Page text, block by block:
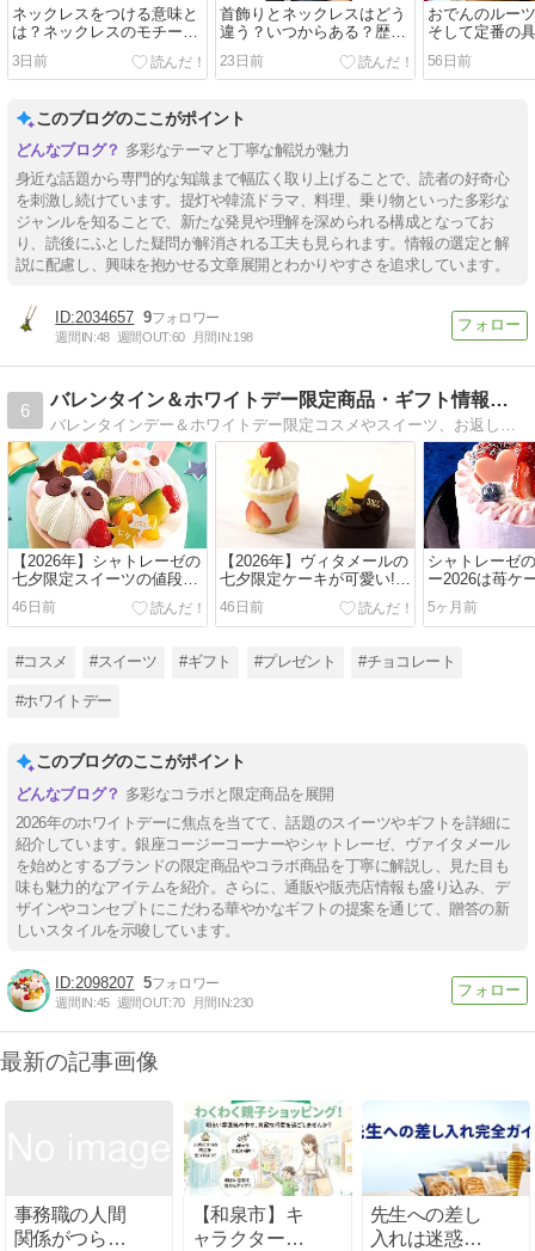
ネックレスをつける意味と
は？ネックレスのモチーフ
にはどんな意味が？
3日前
首飾りとネックレスはどう
違う？いつからある？歴史
は？種類は？
23日前
おでんのルー
そして定番の
種・三大おでん
56日前
このブログのここがポイント
多彩なテーマと丁寧な解説が魅力
身近な話題から専門的な知識まで幅広く取り上げることで、読者の好奇心
を刺激し続けています。提灯や韓流ドラマ、料理、乗り物といった多彩な
ジャンルを知ることで、新たな発見や理解を深められる構成となってお
り、読後にふとした疑問が解消される工夫も見られます。情報の選定と解
説に配慮し、興味を抱かせる文章展開とわかりやすさを追求しています。
2034657 9
週間IN:48 週間OUT:60 月間IN:198
6
バレンタイン＆ホワイトデー限定商品・ギフト情報まとめ
【2026年】シャトレーゼの
七夕限定スイーツの値段や
販売期間は?予約できる?
【サマーバレンタイン】
46日前
【2026年】ヴィタメールの
七夕限定ケーキが可愛い!販
売期間や価格まとめ【サマ
ーバレンタイン】
46日前
シャトレーゼ
ー2026は苺ケ
モンブラン!焼
ンのギフトも!
5ヶ月前
#コスメ #スイーツ #ギフト #プレゼント #チョコレート
#ホワイトデー
このブログのここがポイント
多彩なコラボと限定商品を展開
2026年のホワイトデーに焦点を当てて、話題のスイーツやギフトを詳細に
紹介しています。銀座コージーコーナーやシャトレーゼ、ヴァイタメール
を始めとするブランドの限定商品やコラボ商品を丁寧に解説し、見た目も
味も魅力的なアイテムを紹介。さらに、通販や販売店情報も盛り込み、デ
ザインやコンセプトにこだわる華やかなギフトの提案を通じて、贈答の新
しいスタイルを示唆しています。
2098207 5
週間IN:45 週間OUT:70 月間IN:230
最新の記事画像
事務職の人間
関係がつらい
【和泉市】キ
ャラクターコ
先生への差し
入れは迷惑？